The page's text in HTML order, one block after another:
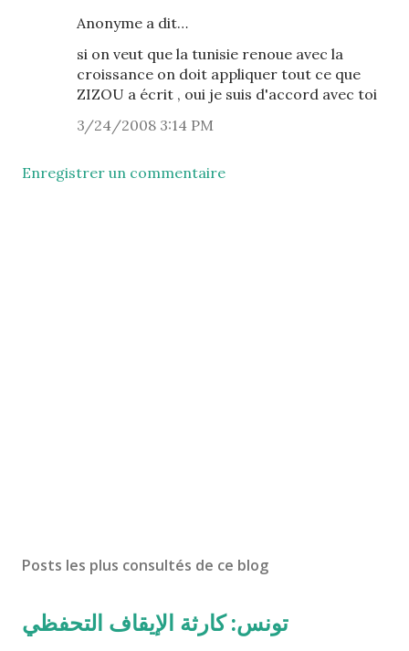
Anonyme a dit…
si on veut que la tunisie renoue avec la
croissance on doit appliquer tout ce que
ZIZOU a écrit , oui je suis d'accord avec toi
3/24/2008 3:14 PM
Enregistrer un commentaire
Posts les plus consultés de ce blog
تونس: كارثة الإيقاف التحفظي